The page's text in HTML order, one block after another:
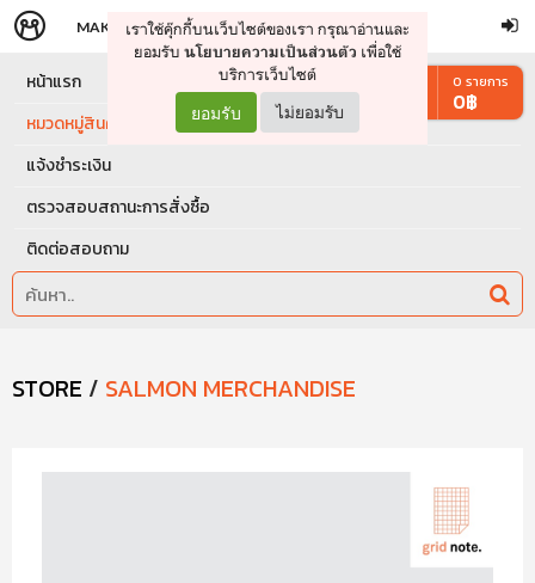
จัดการรถเข็น ดำเนินการต่อ
MAKERS STORE
เราใช้คุ๊กกี้บนเว็บไซต์ของเรา กรุณาอ่านและ
ยอมรับ นโยบายความเป็นส่วนตัว เพื่อใช้
บริการเว็บไซต์
ยอมรับ ไม่ยอมรับ
หน้าแรก
หมวดหมู่สินค้า
แจ้งชำระเงิน
ตรวจสอบสถานะการสั่งซื้อ
ติดต่อสอบถาม
0 รายการ
0฿
STORE / SALMON MERCHANDISE